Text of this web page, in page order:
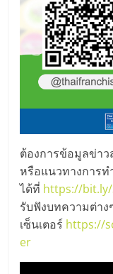
ThaiSMEsCenter,
ธุรกิจ
มอี
SMEs,
แฟ
รน
ไชส์,
ปรึกษา
แฟ
รน
ต้องการข้อมูลข่า
หรือแนวทางการท
ได้ที่ https://bit.ly/
รับฟังบทความต่าง
เซ็นเตอร์ https://
er